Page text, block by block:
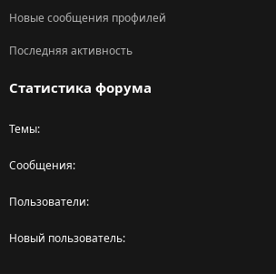
Новые сообщения профилей
Последняя активность
Статистика форума
Темы
Сообщения
Пользователи
Новый пользователь